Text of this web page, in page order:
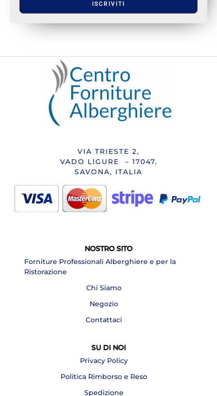
ISCRIVITI
VIA TRIESTE 2,
VADO LIGURE – 17047.
SAVONA, ITALIA
NOSTRO SITO
Forniture Professionali Alberghiere e per la
Ristorazione
Chi Siamo
Negozio
Contattaci
SU DI NOI
Privacy Policy
Politica Rimborso e Reso
Spedizione